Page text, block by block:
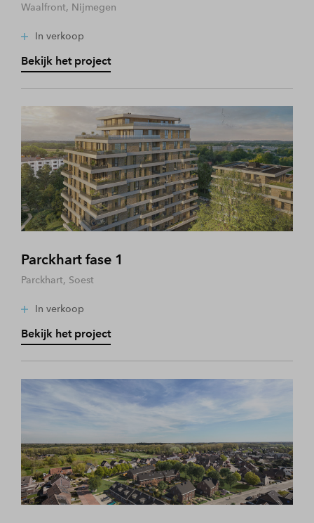
Waalfront, Nijmegen
In verkoop
Bekijk het project
Parckhart fase 1
Parckhart, Soest
In verkoop
Bekijk het project